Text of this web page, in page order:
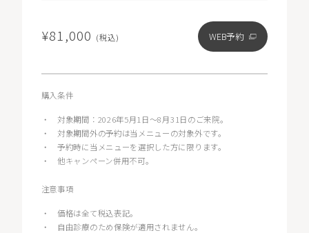
¥81,000 (税込) WEB予約
購入条件
・ 対象期間：2026年5月1日〜8月31日のご来院。
・ 対象期間外の予約は当メニューの対象外です。
・予約時に当メニューを選択した方に限ります。
・他キャンペーン併用不可。
注意事項
・価格は全て税込表記。
・
自由診療のため保険が適用されません。